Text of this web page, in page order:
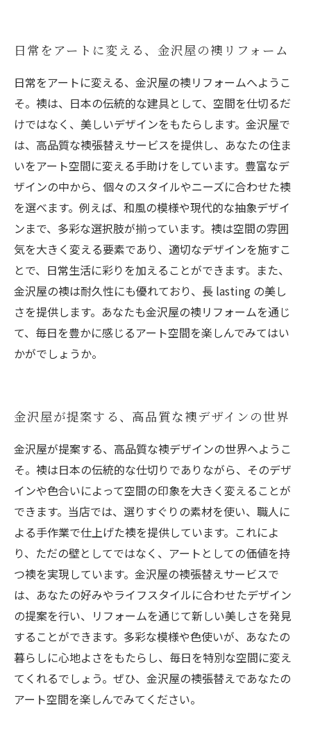
日常をアートに変える、金沢屋の襖リフォーム
日常をアートに変える、金沢屋の襖リフォームへようこ
そ。襖は、日本の伝統的な建具として、空間を仕切るだ
けではなく、美しいデザインをもたらします。金沢屋で
は、高品質な襖張替えサービスを提供し、あなたの住ま
いをアート空間に変える手助けをしています。豊富なデ
ザインの中から、個々のスタイルやニーズに合わせた襖
を選べます。例えば、和風の模様や現代的な抽象デザイ
ンまで、多彩な選択肢が揃っています。襖は空間の雰囲
気を大きく変える要素であり、適切なデザインを施すこ
とで、日常生活に彩りを加えることができます。また、
金沢屋の襖は耐久性にも優れており、長 lasting の美し
さを提供します。あなたも金沢屋の襖リフォームを通じ
て、毎日を豊かに感じるアート空間を楽しんでみてはい
かがでしょうか。
金沢屋が提案する、高品質な襖デザインの世界
金沢屋が提案する、高品質な襖デザインの世界へようこ
そ。襖は日本の伝統的な仕切りでありながら、そのデザ
インや色合いによって空間の印象を大きく変えることが
できます。当店では、選りすぐりの素材を使い、職人に
よる手作業で仕上げた襖を提供しています。これによ
り、ただの壁としてではなく、アートとしての価値を持
つ襖を実現しています。金沢屋の襖張替えサービスで
は、あなたの好みやライフスタイルに合わせたデザイン
の提案を行い、リフォームを通じて新しい美しさを発見
することができます。多彩な模様や色使いが、あなたの
暮らしに心地よさをもたらし、毎日を特別な空間に変え
てくれるでしょう。ぜひ、金沢屋の襖張替えであなたの
アート空間を楽しんでみてください。